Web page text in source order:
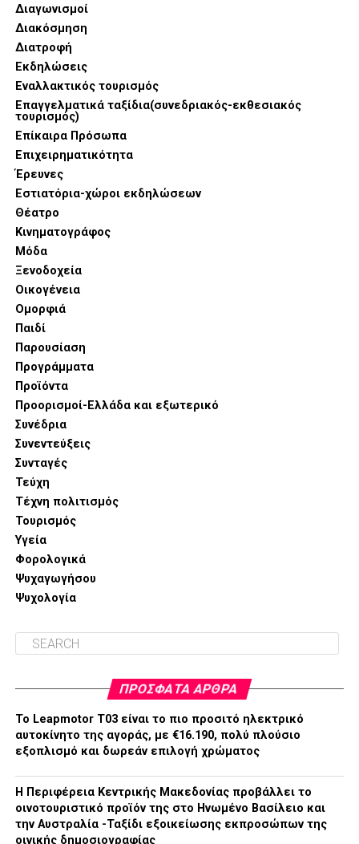
Διαγωνισμοί
Διακόσμηση
Διατροφή
Εκδηλώσεις
Εναλλακτικός τουρισμός
Επαγγελματικά ταξίδια(συνεδριακός-εκθεσιακός
τουρισμός)
Επίκαιρα Πρόσωπα
Επιχειρηματικότητα
Έρευνες
Εστιατόρια-χώροι εκδηλώσεων
Θέατρο
Κινηματογράφος
Μόδα
Ξενοδοχεία
Οικογένεια
Ομορφιά
Παιδί
Παρουσίαση
Προγράμματα
Προϊόντα
Προορισμοί-Ελλάδα και εξωτερικό
Συνέδρια
Συνεντεύξεις
Συνταγές
Τεύχη
Τέχνη πολιτισμός
Τουρισμός
Υγεία
Φορολογικά
Ψυχαγωγήσου
Ψυχολογία
ΠΡΌΣΦΑΤΑ ΆΡΘΡΑ
Το Leapmotor T03 είναι το πιο προσιτό ηλεκτρικό
αυτοκίνητο της αγοράς, με €16.190, πολύ πλούσιο
εξοπλισμό και δωρεάν επιλογή χρώματος
H Περιφέρεια Κεντρικής Μακεδονίας προβάλλει το
οινοτουριστικό προϊόν της στο Ηνωμένο Βασίλειο και
την Αυστραλία -Ταξίδι εξοικείωσης εκπροσώπων της
οινικής δημοσιογραφίας